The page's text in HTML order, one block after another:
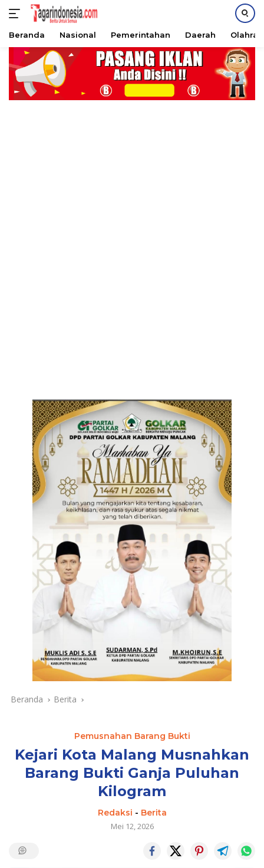
Langsung
konten
Beranda Nasional Pemerintahan Daerah
Beranda Berita
Pemusnahan Barang Bukti
Kejari Kota Malang Musnahkan
Barang Bukti Ganja Puluhan
Kilogram
Redaksi - Berita
Mei 12, 2026